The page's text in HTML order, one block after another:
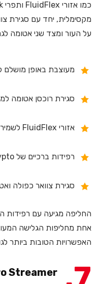
מקסימלית, יחד עם סגירת
על העור ומצד שני אטומה
מעוצבת באופן מושלם
סגירת רוכסן אטומה
אזורי FluidFlex לשמירה על חום הגוף
רפידות ברכיים של Krypto למניעת שחיקה
סגירת צוואר כפולה
החליפה מגיעה עם רפידות
אחת מחליפות הגלישה
האפשרויות הטובות ביותר
Streamer